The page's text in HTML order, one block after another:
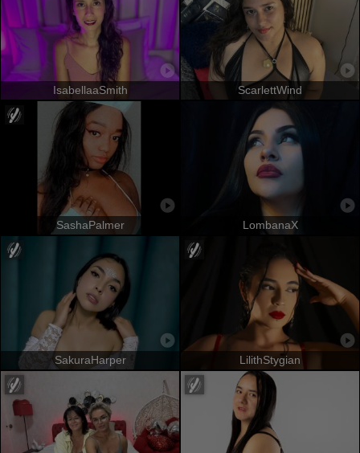
IsabellaaSmith ScarlettWind
SashaPalmer LombanaX
SakuraHarper LilithStygian